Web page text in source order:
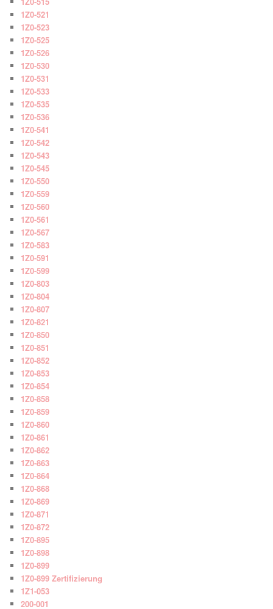
1Z0-521
1Z0-523
1Z0-525
1Z0-526
1Z0-530
1Z0-531
1Z0-533
1Z0-535
1Z0-536
1Z0-541
1Z0-542
1Z0-543
1Z0-545
1Z0-550
1Z0-559
1Z0-560
1Z0-561
1Z0-567
1Z0-583
1Z0-591
1Z0-599
1Z0-803
1Z0-804
1Z0-807
1Z0-821
1Z0-850
1Z0-851
1Z0-852
1Z0-853
1Z0-854
1Z0-858
1Z0-859
1Z0-860
1Z0-861
1Z0-862
1Z0-863
1Z0-864
1Z0-868
1Z0-869
1Z0-871
1Z0-872
1Z0-895
1Z0-898
1Z0-899
1Z0-899 Zertifizierung
1Z1-053
200-001